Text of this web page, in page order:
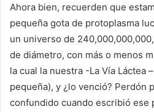
Ahora bien, recuerden que
pequeña gota de protoplasma
un universo de
de diámetro, con más o menos
la cual la nuestra -La Vía Láctea
pequeña), y ¿lo venció? Perdón
confundido cuando escribió ese